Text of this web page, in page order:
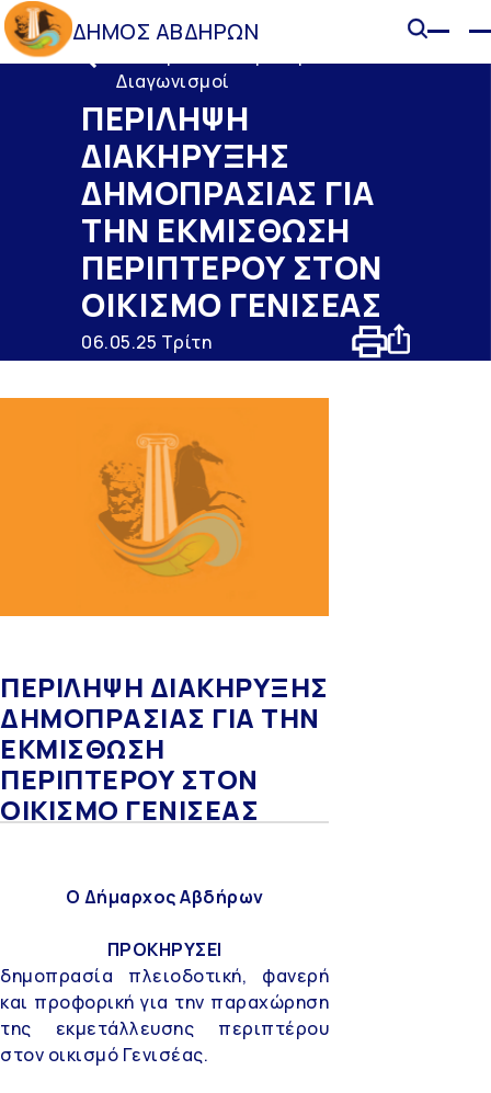
ΔΗΜΟΣ ΑΒΔΗΡΩΝ
Διαγωνισμοί
ΠΕΡΙΛΗΨΗ
ΔΙΑΚΗΡΥΞΗΣ
ΔΗΜΟΠΡΑΣΙΑΣ ΓΙΑ
ΤΗΝ ΕΚΜΙΣΘΩΣΗ
ΠΕΡΙΠΤΕΡΟΥ ΣΤΟΝ
ΟΙΚΙΣΜΟ ΓΕΝΙΣΕΑΣ
06.05.25 Τρίτη
ΠΕΡΙΛΗΨΗ ΔΙΑΚΗΡΥΞΗΣ
ΔΗΜΟΠΡΑΣΙΑΣ ΓΙΑ ΤΗΝ
ΕΚΜΙΣΘΩΣΗ
ΠΕΡΙΠΤΕΡΟΥ ΣΤΟΝ
ΟΙΚΙΣΜΟ ΓΕΝΙΣΕΑΣ
Ο Δήμαρχος Αβδήρων
ΠΡΟΚΗΡΥΣΕΙ
δημοπρασία πλειοδοτική, φανερή
και προφορική για την παραχώρηση
της εκμετάλλευσης περιπτέρου
στον οικισμό Γενισέας.